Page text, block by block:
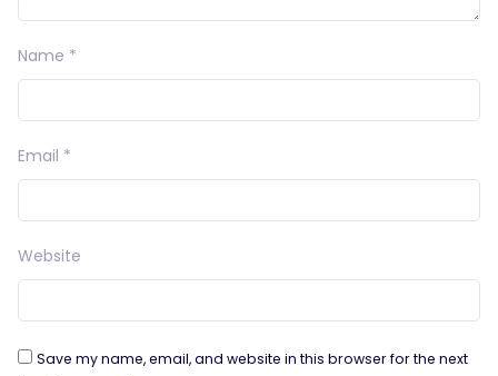
Name *
Email *
Website
Save my name, email, and website in this browser for the next